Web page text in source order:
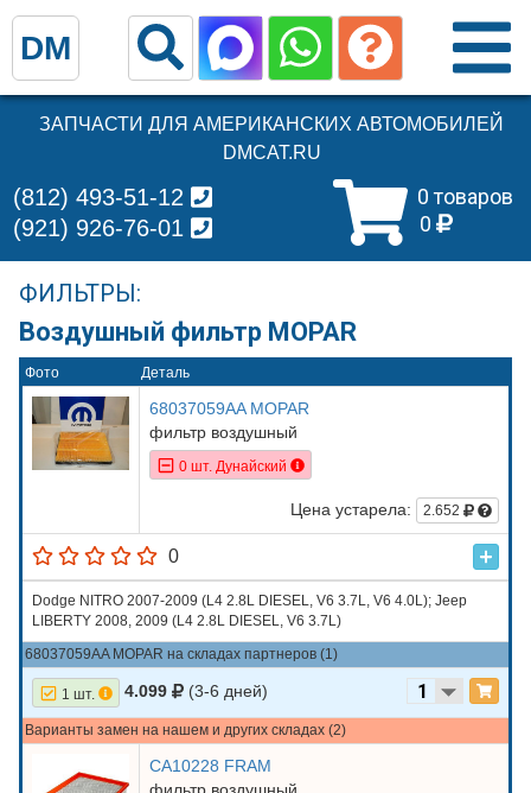
ЗАПЧАСТИ ДЛЯ АМЕРИКАНСКИХ АВТОМОБИЛЕЙ
DMCAT.RU
0 товаров
0
(812) 493-51-12
(921) 926-76-01
ФИЛЬТРЫ:
Воздушный фильтр MOPAR
Фото Деталь
68037059AA MOPAR
фильтр воздушный
0 шт. Дунайский
Цена устарела: 2.652
0
Dodge NITRO 2007-2009 (L4 2.8L DIESEL, V6 3.7L, V6 4.0L); Jeep
LIBERTY 2008, 2009 (L4 2.8L DIESEL, V6 3.7L)
68037059AA MOPAR на складах партнеров (1)
1 шт. 4.099 (3-6 дней)
Варианты замен на нашем и других складах (2)
CA10228 FRAM
DM